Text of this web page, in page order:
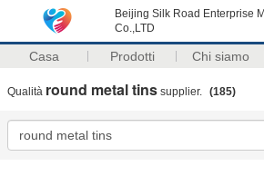
Beijing Silk Road Enterprise
Co.,LTD
Casa Prodotti Chi siamo
Qualità round metal tins supplier. (185)